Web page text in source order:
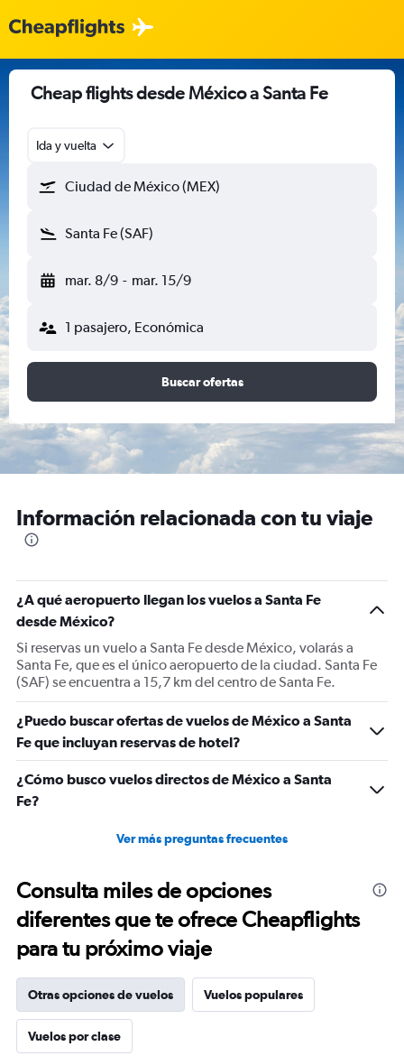
Cheap flights desde México a Santa Fe
Ida y vuelta
Ciudad de México (MEX)
Santa Fe (SAF)
mar. 8/9 - mar. 15/9
1 pasajero, Económica
Buscar ofertas
Información relacionada con tu viaje
¿A qué aeropuerto llegan los vuelos a Santa Fe
desde México?
Si reservas un vuelo a Santa Fe desde México, volarás a
Santa Fe, que es el único aeropuerto de la ciudad. Santa Fe
(SAF) se encuentra a 15,7 km del centro de Santa Fe.
¿Puedo buscar ofertas de vuelos de México a Santa
Fe que incluyan reservas de hotel?
¿Cómo busco vuelos directos de México a Santa
Fe?
Ver más preguntas frecuentes
Consulta miles de opciones
diferentes que te ofrece Cheapflights
para tu próximo viaje
Otras opciones de vuelos Vuelos populares
Vuelos por clase